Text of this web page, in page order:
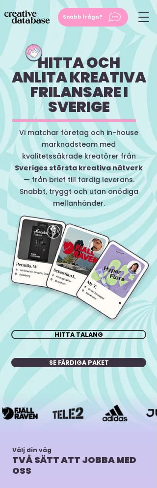
Snabb fråga?
HITTA TALANG
SE FÄRDIGA PAKET
HITTA OCH
ANLITA KREATIVA
FRILANSARE I
SVERIGE
Vi matchar företag och in-house
marknadsteam med
kvalitetssäkrade kreatörer från
Sveriges största kreativa nätverk
— från brief till färdig leverans.
Snabbt, tryggt och utan onödiga
mellanhänder.
Välj din väg
TVÅ SÄTT ATT JOBBA MED
OSS